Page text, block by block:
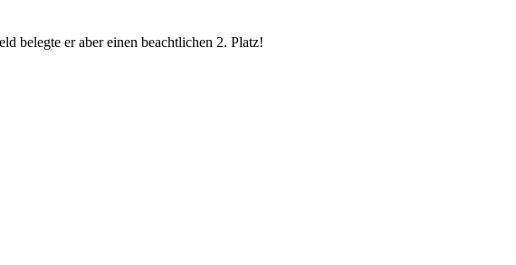
belegte er aber einen beachtlichen 2. Platz!